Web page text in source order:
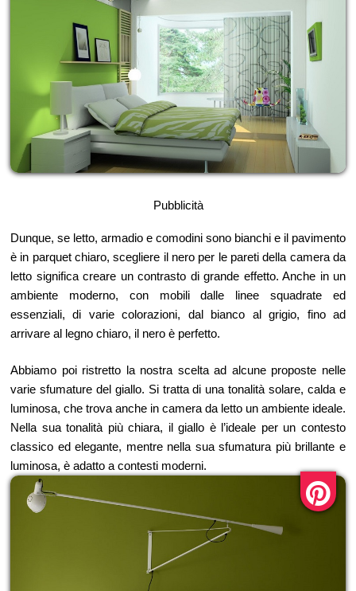
Pubblicità
Dunque, se letto, armadio e comodini sono bianchi e il pavimento
è in parquet chiaro, scegliere il nero per le pareti della camera da
letto significa creare un contrasto di grande effetto. Anche in un
ambiente moderno, con mobili dalle linee squadrate ed
essenziali, di varie colorazioni, dal bianco al grigio, fino ad
arrivare al legno chiaro, il nero è perfetto.
Abbiamo poi ristretto la nostra scelta ad alcune proposte nelle
varie sfumature del giallo. Si tratta di una tonalità solare, calda e
luminosa, che trova anche in camera da letto un ambiente ideale.
Nella sua tonalità più chiara, il giallo è l’ideale per un contesto
classico ed elegante, mentre nella sua sfumatura più brillante e
luminosa, è adatto a contesti moderni.